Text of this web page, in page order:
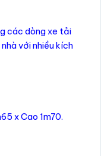
các dòng xe tải
với nhiều kích
x Cao 1m70.